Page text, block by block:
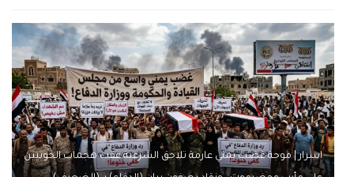
اسرار | موجة غضب يمني عارمة تلاحق الشرعية عقب هجمات الحوثيين